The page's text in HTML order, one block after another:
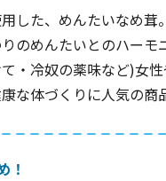
した、めんたいなめ茸。
のめんたいとのハー
・冷奴の薬味など)女性
な体づくりに人気の商
！